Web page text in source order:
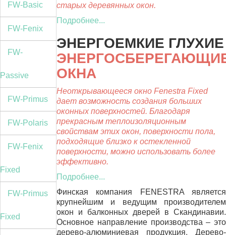
старых деревянных окон.
Подробнее...
ЭНЕРГОЕМКИЕ ГЛУХИЕ
ОКНА
Неоткрывающееся окно Fenestra Fixed
дает возможность создания больших
оконных поверхностей. Благодаря
прекрасным теплоизоляционным
свойствам этих окон, поверхности пола,
подходящие близко к остекленной
поверхности, можно использовать более
эффективно.
Подробнее...
Финская компания FENESTRA является
крупнейшим и ведущим производителем
окон и балконных дверей в Скандинавии.
Основное направление производства – это
дерево-алюминиевая продукция. Дерево-
FW-Basic
FW-Fenix
FW-
Passive
FW-Primus
FW-Polaris
FW-Fenix
Fixed
FW-Primus
Fixed